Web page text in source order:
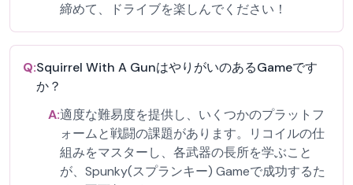
締めて、ドライブを楽しんでください！
Q:Squirrel With A GunはやりがいのあるGameです
か？
A:適度な難易度を提供し、いくつかのプラットフ
ォームと戦闘の課題があります。リコイルの仕
組みをマスターし、各武器の長所を学ぶこと
が、Spunky(スプランキー) Gameで成功するた